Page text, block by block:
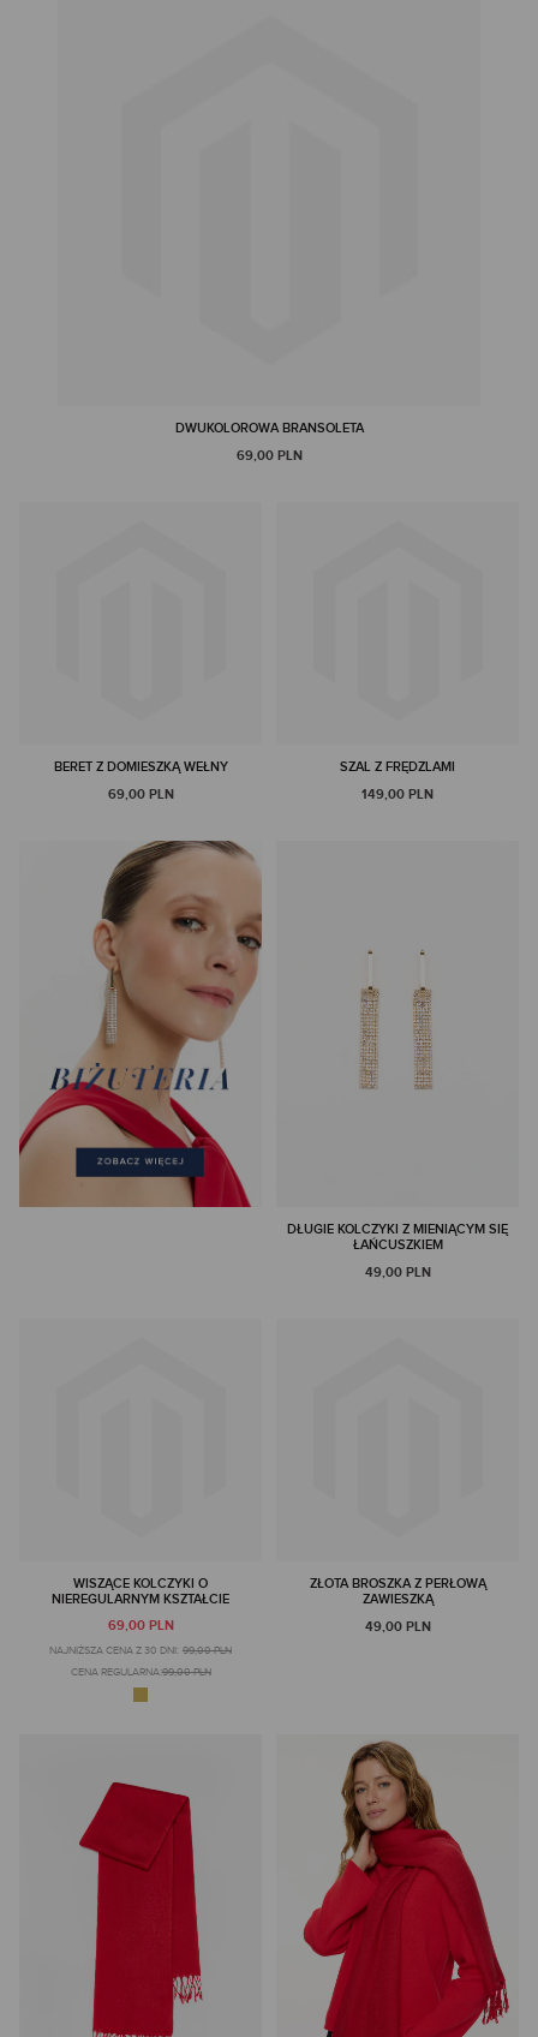
DWUKOLOROWA BRANSOLETA
69,00 PLN
BERET Z DOMIESZKĄ WEŁNY
69,00 PLN
SZAL Z FRĘDZLAMI
149,00 PLN
DŁUGIE KOLCZYKI Z MIENIĄCYM SIĘ
ŁAŃCUSZKIEM
49,00 PLN
WISZĄCE KOLCZYKI O
NIEREGULARNYM KSZTAŁCIE
69,00 PLN
NAJNIŻSZA CENA Z 30 DNI: 99,00 PLN
CENA REGULARNA:99,00 PLN
ZŁOTA BROSZKA Z PERŁOWĄ
ZAWIESZKĄ
49,00 PLN